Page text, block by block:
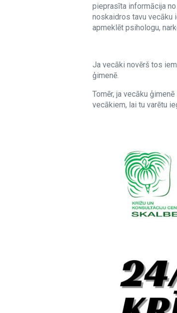
pieprasīta informācija
noskaidros tavu vecāku
apmeklēt psihologu,
Ja vecāki novērš tos
ģimenē.
Tomēr, ja vecāku
vecākiem, lai tu varētu